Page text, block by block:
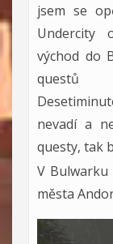
jsem se
Undercity
východ do
questů
nevadí a
questy, tak
V
města